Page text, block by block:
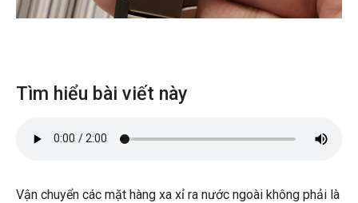
Tìm hiểu bài viết này
Vận chuyển các mặt hàng xa xỉ ra nước ngoài không phải là